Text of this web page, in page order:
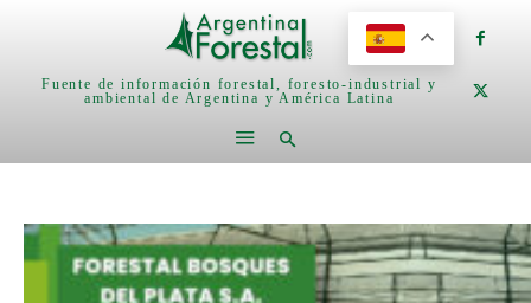
Fuente de información forestal, foresto-industrial y
ambiental de Argentina y América Latina